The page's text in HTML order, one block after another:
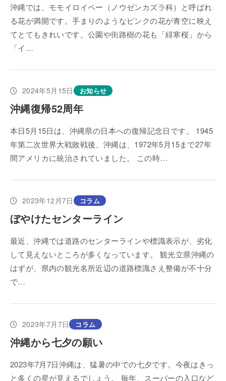
沖縄では、モモイロイペー（ノウゼンカズラ科）と呼ばれ
る花が満開です。手まりのようなピンクの花が青空に映え
てとてもきれいです。公園や街路樹の花も「緋寒桜」から
「イ…
2024年5月15日 お知らせ
沖縄復帰52周年
本日5月15日は、沖縄県の日本への復帰記念日です。 1945
年第二次世界大戦敗戦後、沖縄は、1972年5月15まで27年
間アメリカに統治されていました。 この時…
2023年12月7日 コラム
ぼやけたセンターライン
最近、沖縄では道路のセンターラインや標識表示が、劣化
して見えないところが多くなっています。 観光立県沖縄の
はずが、県内の観光名所近辺の道路標識さえ整備が不十分
で…
2023年7月7日 コラム
沖縄から七夕の願い
2023年7月7日沖縄は、猛暑の中での七夕です。今夜はきっ
と多くの星が見えるでしょう。 毎年、スーパーの入口など